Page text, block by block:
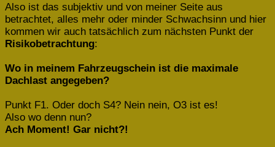
Also ist das subjektiv und von meiner Seite aus
betrachtet, alles mehr oder minder Schwachsinn und hier
kommen wir auch tatsächlich zum nächsten Punkt der
Risikobetrachtung:
Wo in meinem Fahrzeugschein ist die maximale
Dachlast angegeben?
Punkt F1. Oder doch S4? Nein nein, O3 ist es!
Also wo denn nun?
Ach Moment! Gar nicht?!